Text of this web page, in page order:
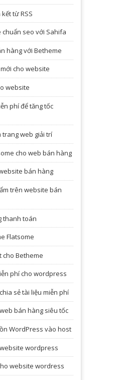
từ RSS
chuẩn seo với Sahifa
hàng với Betheme
cho website
website
phí để tăng tốc
trang web giải trí
cho web bán hàng
bán hàng
trên website bán
thanh toán
Flatsome
cho Betheme
phí cho wordpress
sẻ tài liệu miễn phí
bán hàng siêu tốc
WordPress vào host
wordpress
website wordress